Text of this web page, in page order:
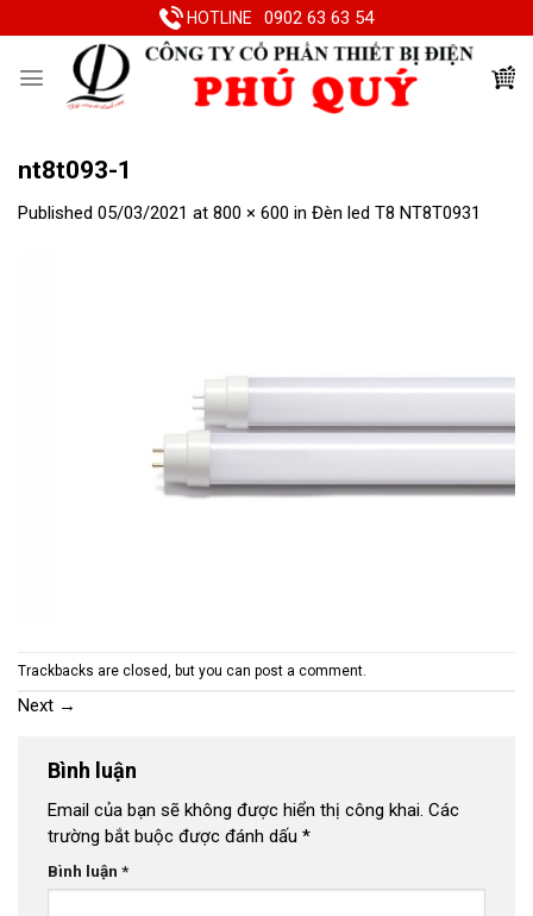
to
HOTLINE 0902 63 63 54
nt8t093-1
Published 05/03/2021 at 800 × 600 in Đèn led T8 NT8T0931
Trackbacks are closed, but you can post a comment.
Next →
Bình luận
Email của bạn sẽ không được hiển thị công khai. Các
trường bắt buộc được đánh dấu *
Bình luận *